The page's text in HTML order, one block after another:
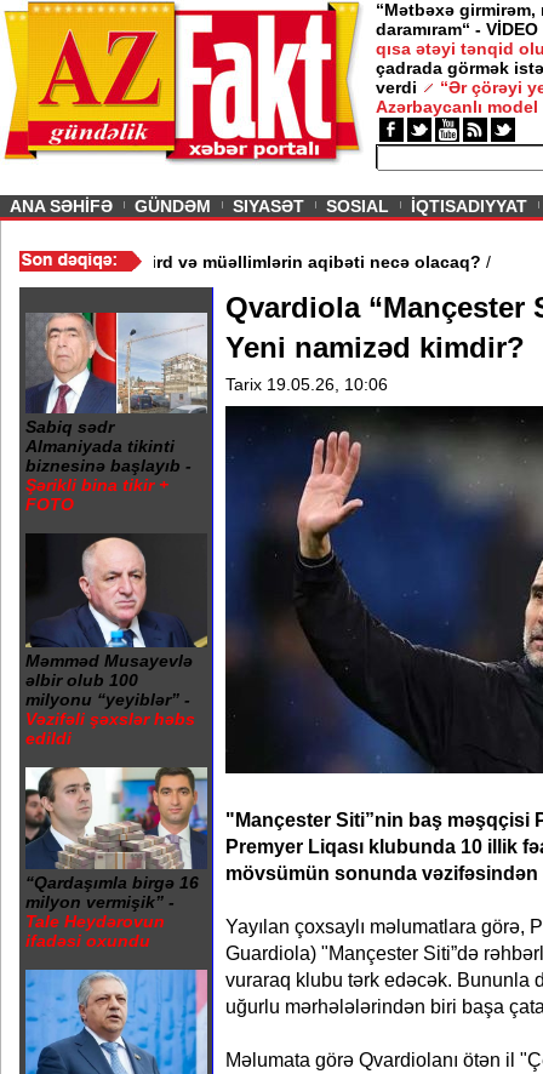
“Mətbəxə girmirəm,
daramıram“ - VİDEO
qısa ətəyi tənqid
çadrada görmək
verdi
“Ər çörəyi
Azərbaycanlı model
ANA SƏHİFƏ GÜNDƏM SIYASƏT SOSIAL İQTISADIYYAT
3 məktəb bağlandı - Şagird və müəllimlərin aqibəti necə olacaq?
Sabiq sədr
Almaniyada tikinti
biznesinə başlayıb -
Şərikli bina tikir +
FOTO
Məmməd Musayevlə
əlbir olub 100
milyonu “yeyiblər” -
Vəzifəli şəxslər həbs
edildi
“Qardaşımla birgə 16
milyon vermişik” -
Tale Heydərovun
ifadəsi oxundu
Qvardiola “Mançester
Yeni namizəd kimdir?
Tarix 19.05.26, 10:06
"Mançester Siti”nin baş məşqçisi
Premyer Liqası klubunda 10 illik
mövsümün sonunda vəzifəsindən
Yayılan çoxsaylı məlumatlara görə,
Guardiola) "Mançester Siti”də
vuraraq klubu tərk edəcək. Bununla
uğurlu mərhələlərindən biri başa
Məlumata görə Qvardiolanı ötən il